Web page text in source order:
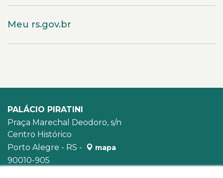
Meu rs.gov.br
PALÁCIO PIRATINI
Praça Marechal Deodoro, s/n
Centro Histórico
Porto Alegre - RS -
mapa
90010-905